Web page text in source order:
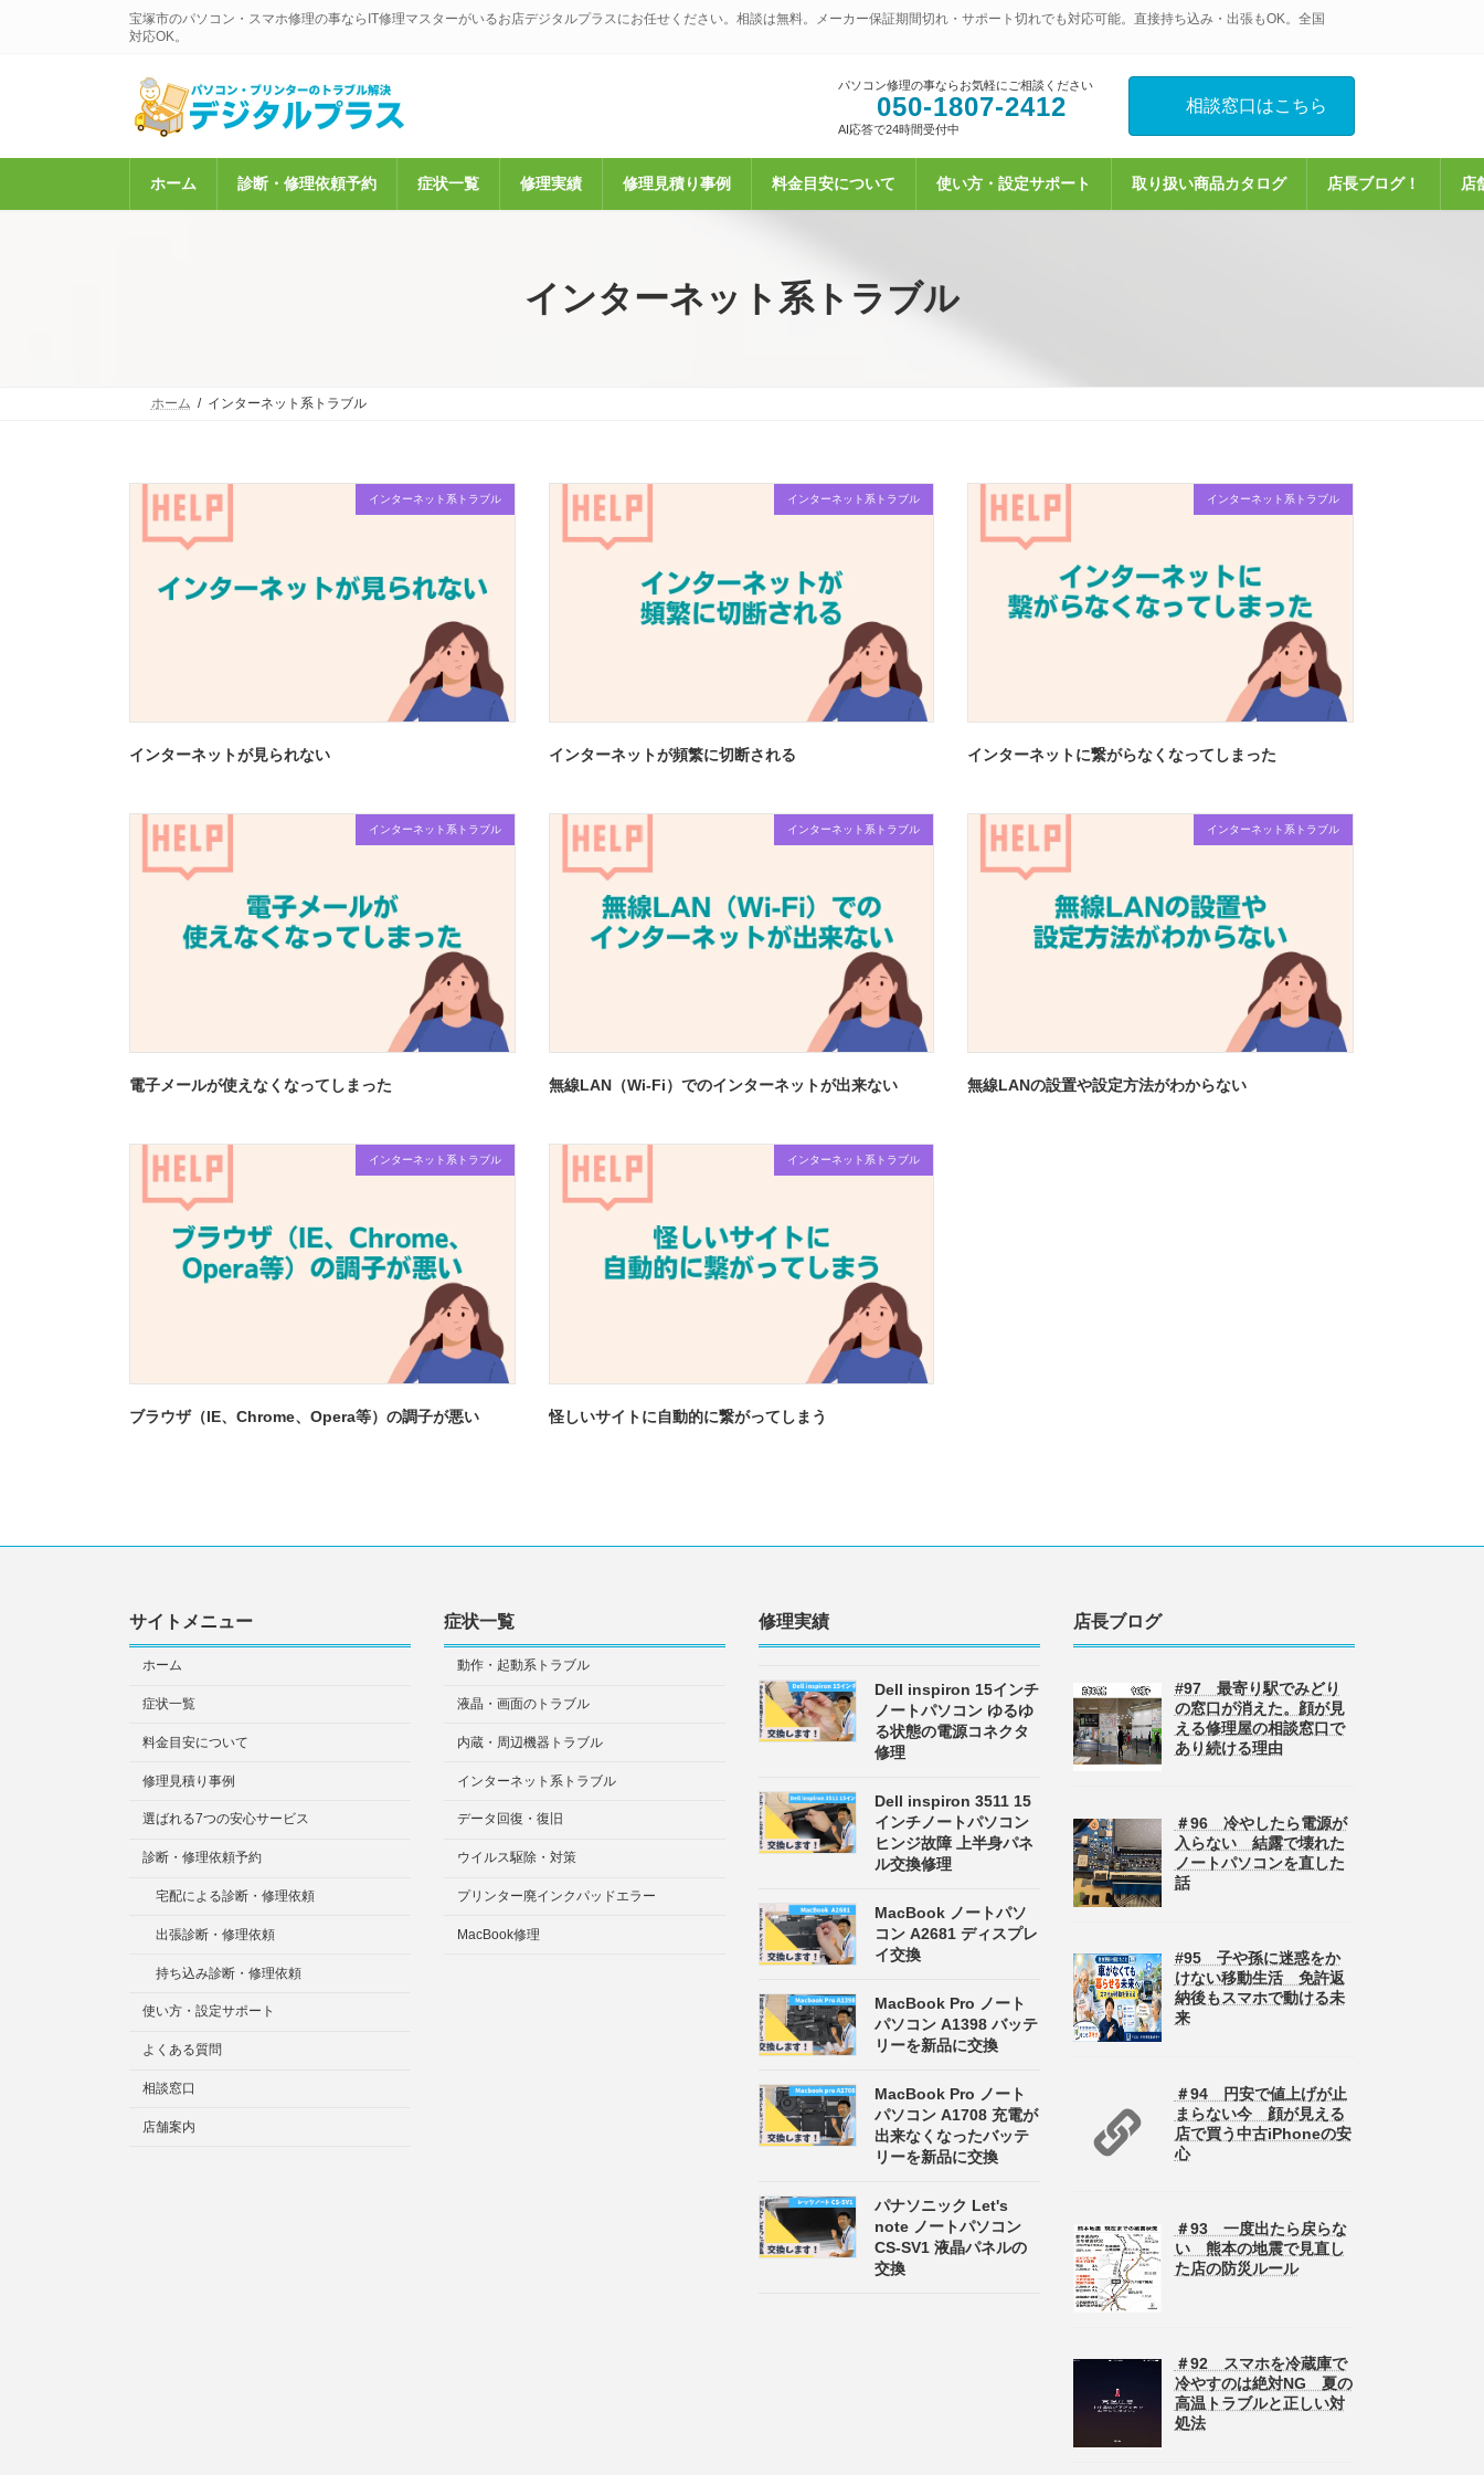
宝塚市のパソコン・スマホ修理の事ならIT修理マスターがいるお店デジタルプラスにお任せください。相談は無料。メーカー保証期間切れ・サポート切れでも対応可能。直接持ち込み・出張もOK。全国
対応OK。
パソコン修理の事ならお気軽にご相談ください
050-1807-2412
AI応答で24時間受付中
相談窓口はこちら
ホーム 診断・修理依頼予約 症状一覧 修理実績 修理見積り事例 料金目安について 使い方・設定サポート 取り扱い商品カタログ 店長ブログ！ 店
インターネット系トラブル
ホーム インターネット系トラブル
インターネット系トラブル
インターネットが見られない
インターネット系トラブル
インターネットが頻繁に切断される
インターネット系トラブル
インターネットに繋がらなくなってしまった
インターネット系トラブル
電子メールが使えなくなってしまった
インターネット系トラブル
無線LAN（Wi-Fi）でのインターネットが出来ない
インターネット系トラブル
無線LANの設置や設定方法がわからない
インターネット系トラブル
ブラウザ（IE、Chrome、Opera等）の調子が悪い
インターネット系トラブル
怪しいサイトに自動的に繋がってしまう
サイトメニュー
ホーム
症状一覧
料金目安について
修理見積り事例
選ばれる7つの安心サービス
診断・修理依頼予約
宅配による診断・修理依頼
出張診断・修理依頼
持ち込み診断・修理依頼
使い方・設定サポート
よくある質問
相談窓口
店舗案内
症状一覧
動作・起動系トラブル
液晶・画面のトラブル
内蔵・周辺機器トラブル
インターネット系トラブル
データ回復・復旧
ウイルス駆除・対策
プリンター廃インクパッドエラー
MacBook修理
修理実績
Dell inspiron 15インチ
ノートパソコン ゆるゆ
る状態の電源コネクタ
修理
Dell inspiron 3511 15
インチノートパソコン
ヒンジ故障 上半身パネ
ル交換修理
MacBook ノートパソ
コン A2681 ディスプレ
イ交換
MacBook Pro ノート
パソコン A1398 バッテ
リーを新品に交換
MacBook Pro ノート
パソコン A1708 充電が
出来なくなったバッテ
リーを新品に交換
パナソニック Let's
note ノートパソコン
CS-SV1 液晶パネルの
交換
店長ブログ
#97 最寄り駅でみどり
の窓口が消えた。顔が見
える修理屋の相談窓口で
あり続ける理由
＃96 冷やしたら電源が
入らない 結露で壊れた
ノートパソコンを直した
話
#95 子や孫に迷惑をか
けない移動生活 免許返
納後もスマホで動ける未
来
＃94 円安で値上げが止
まらない今 顔が見える
店で買う中古iPhoneの安
心
＃93 一度出たら戻らな
い 熊本の地震で見直し
た店の防災ルール
＃92 スマホを冷蔵庫で
冷やすのは絶対NG 夏の
高温トラブルと正しい対
処法